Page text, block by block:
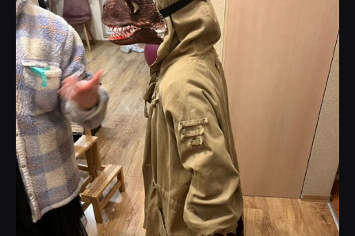
Lis 1